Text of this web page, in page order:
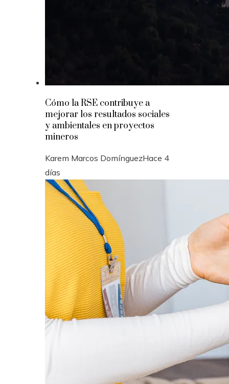
Cómo la RSE contribuye a
mejorar los resultados sociales
y ambientales en proyectos
mineros
Karem Marcos DomínguezHace 4
días